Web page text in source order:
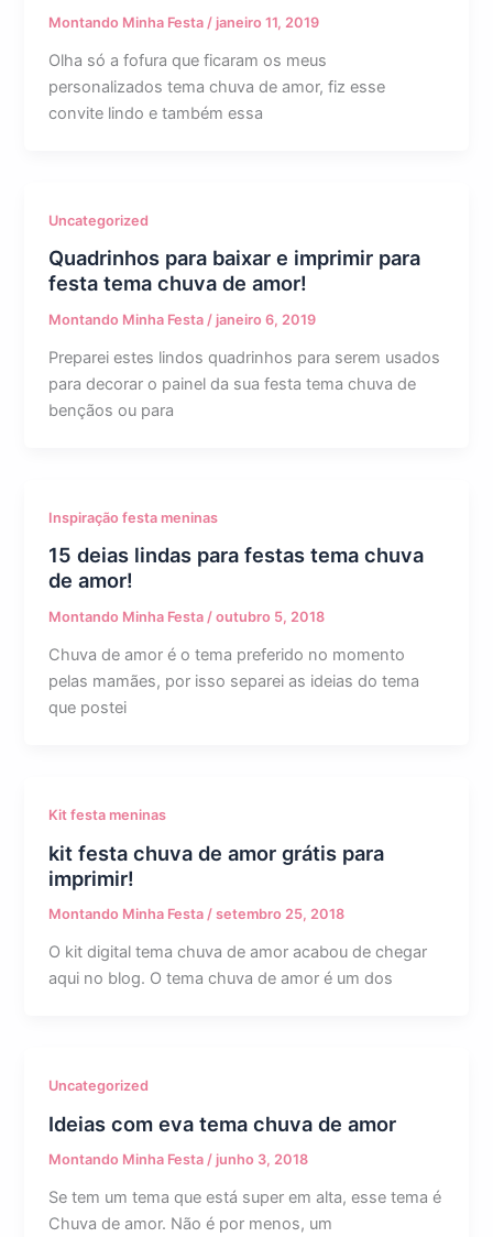
Montando Minha Festa / janeiro 11, 2019
Olha só a fofura que ficaram os meus
personalizados tema chuva de amor, fiz esse
convite lindo e também essa
Uncategorized
Quadrinhos para baixar e imprimir para
festa tema chuva de amor!
Montando Minha Festa/ janeiro 6, 2019
Preparei estes lindos quadrinhos para serem usados
para decorar o painel da sua festa tema chuva de
bençãos ou para
Inspiração festa meninas
15 deias lindas para festas tema chuva
de amor!
Montando Minha Festa/outubro 5, 2018
Chuva de amor é o tema preferido no momento
pelas mamães, por isso separei as ideias do tema
que postei
Kit festa meninas
kit festa chuva de amor grátis para
imprimir!
Montando Minha Festa/setembro 25, 2018
O kit digital tema chuva de amor acabou de chegar
aqui no blog. O tema chuva de amor é um dos
Uncategorized
Ideias com eva tema chuva de amor
Montando Minha Festa/ junho 3, 2018
Se tem um tema que está super em alta, esse tema é
Chuva de amor. Não é por menos, um